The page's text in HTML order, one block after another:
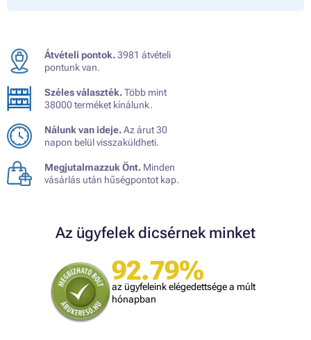
Átvételi pontok.3981 átvételi
pontunk van.
Széles választék.Több mint
38000 terméket kínálunk.
Nálunk van ideje.Az árut 30
napon belül visszaküldheti.
Megjutalmazzuk Önt. Minden
vásárlás után hűségpontot kap.
Az ügyfelek dicsérnek minket
92.79%
az ügyfeleink elégedettsége a múlt
hónapban